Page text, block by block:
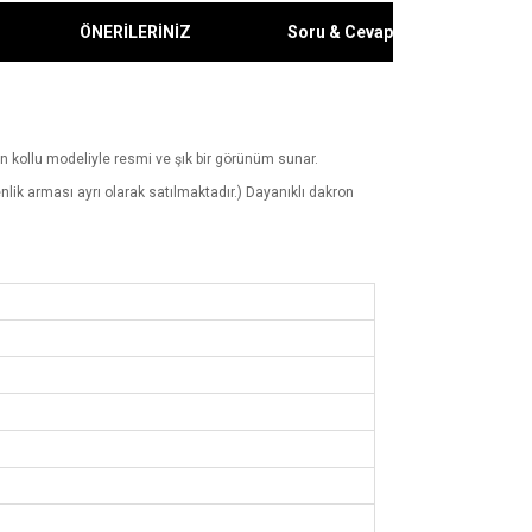
ÖNERİLERİNİZ Soru & Cevap
kollu modeliyle resmi ve şık bir görünüm sunar.
ayrı olarak satılmaktadır.) Dayanıklı dakron